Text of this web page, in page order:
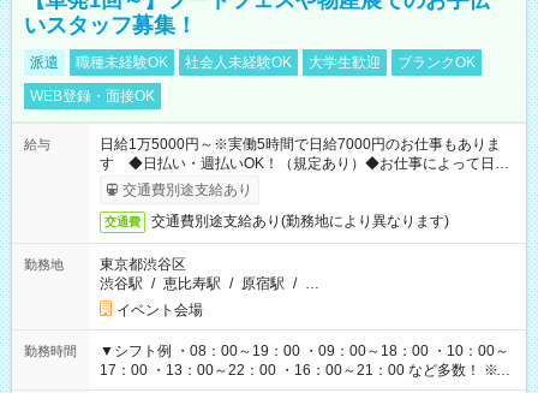
いスタッフ募集！
派遣 職種未経験OK 社会人未経験OK 大学生歓迎
ブランクOK
WEB登録・面接OK
給与
日給1万5000円～※実働5時間で日給7000円のお仕事もありま
す ◆日払い・週払いOK！（規定あり）◆お仕事によって日給
も異なります
交通費別途支給あり
交通費 交通費別途支給あり(勤務地により異なります)
勤務地
東京都渋谷区
渋谷駅 / 恵比寿駅 / 原宿駅 / …
イベント会場
勤務時間
▼シフト例 ・08：00～19：00 ・09：00～18：00 ・10：00～
17：00 ・13：00～22：00 ・16：00～21：00 など多数！ ※お
仕事により勤務時間が異なります